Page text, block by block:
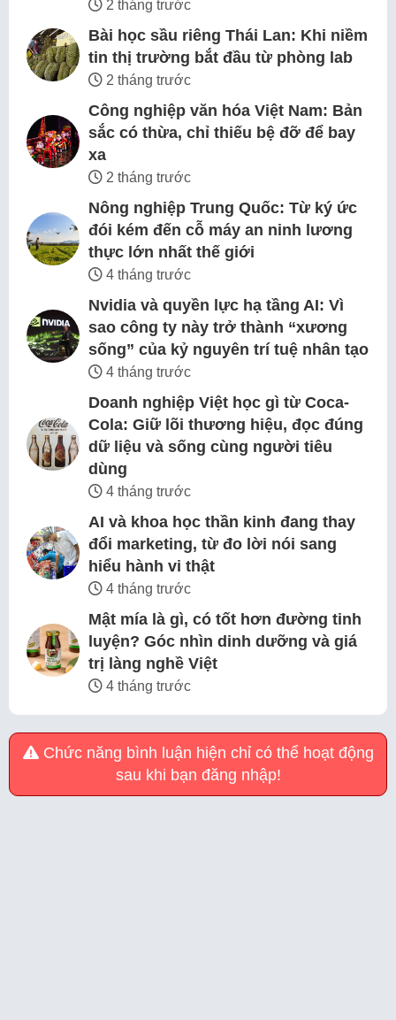
2 tháng trước
Bài học sầu riêng Thái Lan: Khi niềm
tin thị trường bắt đầu từ phòng lab
2 tháng trước
Công nghiệp văn hóa Việt Nam: Bản
sắc có thừa, chỉ thiếu bệ đỡ để bay
xa
2 tháng trước
Nông nghiệp Trung Quốc: Từ ký ức
đói kém đến cỗ máy an ninh lương
thực lớn nhất thế giới
4 tháng trước
Nvidia và quyền lực hạ tầng AI: Vì
sao công ty này trở thành “xương
sống” của kỷ nguyên trí tuệ nhân tạo
4 tháng trước
Doanh nghiệp Việt học gì từ Coca-
Cola: Giữ lõi thương hiệu, đọc đúng
dữ liệu và sống cùng người tiêu
dùng
4 tháng trước
AI và khoa học thần kinh đang thay
đổi marketing, từ đo lời nói sang
hiểu hành vi thật
4 tháng trước
Mật mía là gì, có tốt hơn đường tinh
luyện? Góc nhìn dinh dưỡng và giá
trị làng nghề Việt
4 tháng trước
Chức năng bình luận hiện chỉ có thể hoạt động
sau khi bạn đăng nhập!